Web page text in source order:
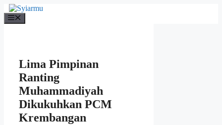
Langsung
ke
isi
Lima Pimpinan
Ranting
Muhammadiyah
Dikukuhkan PCM
Krembangan